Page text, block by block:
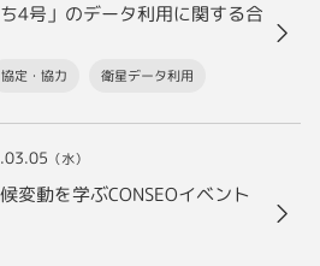
4号」のデータ利用に関する合
に向けて～
協定・協力 衛星データ利用
（水）
変動を学ぶCONSEOイベント
ャラリー＆オンライン配信）